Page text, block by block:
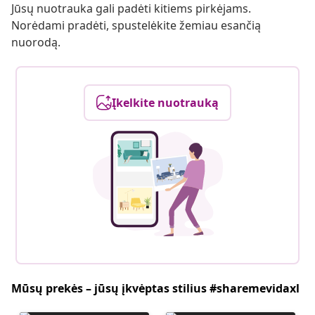
Jūsų nuotrauka gali padėti kitiems pirkėjams.
Norėdami pradėti, spustelėkite žemiau esančią
nuorodą.
Įkelkite nuotrauką
Mūsų prekės – jūsų įkvėptas stilius #sharemevidaxl